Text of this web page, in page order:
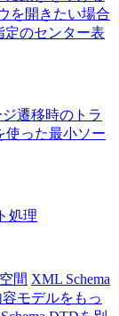
を開きたい場合
定のセンター表
遷移時のトラ
使った最小ソー
処理
間 XML Schema
容モデルをもっ